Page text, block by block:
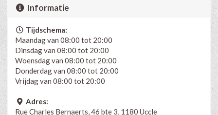
Informatie
Tijdschema:
Maandag van 08:00 tot 20:00
Dinsdag van 08:00 tot 20:00
Woensdag van 08:00 tot 20:00
Donderdag van 08:00 tot 20:00
Vrijdag van 08:00 tot 20:00
Adres:
Rue Charles Bernaerts, 46 bte 3, 1180 Uccle